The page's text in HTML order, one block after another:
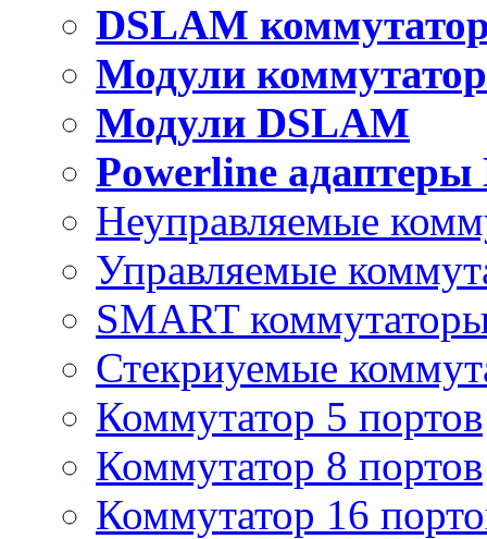
DSLAM
Модули
Модули DSLAM
Powerline адаптеры
Неуправляемые
Управляемые
SMART
Стекриуемые
Коммутатор 5 портов
Коммутатор 8 портов
Коммутатор 16